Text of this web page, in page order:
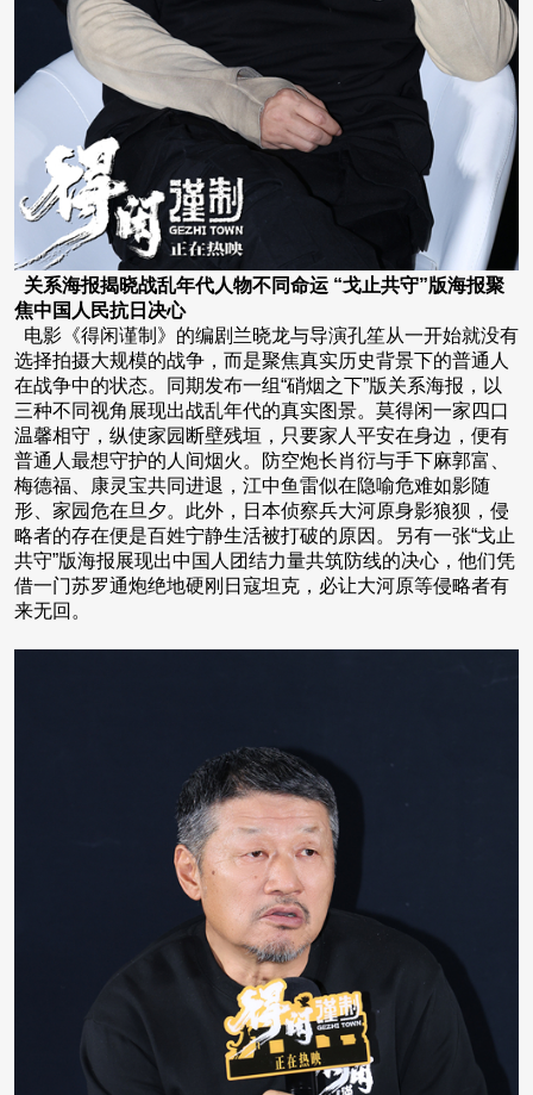
关系海报揭晓战乱年代人物不同命运 “戈止共守”版海报聚
焦中国人民抗日决心
电影《得闲谨制》的编剧兰晓龙与导演孔笙从一开始就没有
选择拍摄大规模的战争，而是聚焦真实历史背景下的普通人
在战争中的状态。同期发布一组“硝烟之下”版关系海报，以
三种不同视角展现出战乱年代的真实图景。莫得闲一家四口
温馨相守，纵使家园断壁残垣，只要家人平安在身边，便有
普通人最想守护的人间烟火。防空炮长肖衍与手下麻郭富、
梅德福、康灵宝共同进退，江中鱼雷似在隐喻危难如影随
形、家园危在旦夕。此外，日本侦察兵大河原身影狼狈，侵
略者的存在便是百姓宁静生活被打破的原因。另有一张“戈止
共守”版海报展现出中国人团结力量共筑防线的决心，他们凭
借一门苏罗通炮绝地硬刚日寇坦克，必让大河原等侵略者有
来无回。